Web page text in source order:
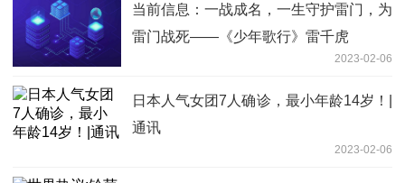
当前信息：一战成名，一生守护雷门，为
雷门战死——《少年歌行》雷千虎
2023-02-06
日本人气女团7人确诊，最小年龄14岁！|
通讯
2023-02-06